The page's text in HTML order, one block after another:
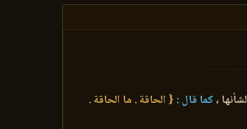
، كما قال : { الحاقة . ما الحاقة .